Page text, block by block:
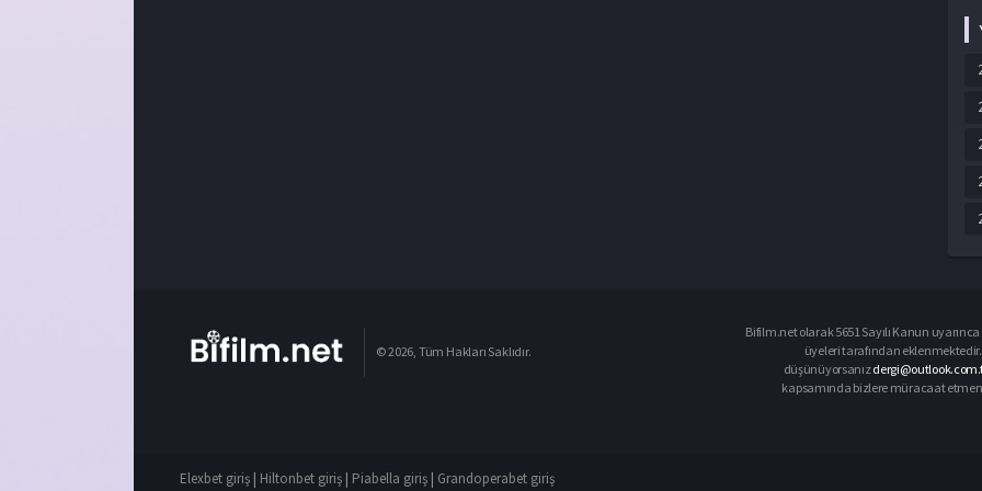
© 2026, Tüm Hakları Saklıdır.
Bifilm.net olarak 5651 Sayılı Kanun
üyeleri tarafından
düşünüyorsanız
kapsamında bizlere müracaat
Elexbet giriş | Hiltonbet giriş | Piabella giriş | Grandoperabet giriş